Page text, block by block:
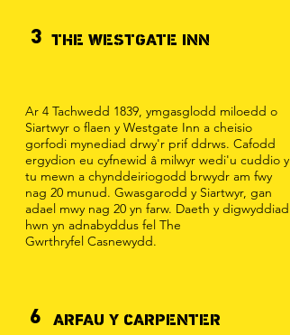
3 THE WESTGATE INN
Ar 4 Tachwedd 1839, ymgasglodd miloedd o
Siartwyr o flaen y Westgate Inn a cheisio
gorfodi mynediad drwy'r prif ddrws. Cafodd
ergydion eu cyfnewid â milwyr wedi'u cuddio y
tu mewn a chynddeiriogodd brwydr am fwy
nag 20 munud. Gwasgarodd y Siartwyr, gan
adael mwy nag 20 yn farw. Daeth y digwyddiad
hwn yn adnabyddus fel The
Gwrthryfel Casnewydd.
6 ARFAU Y CARPENTER